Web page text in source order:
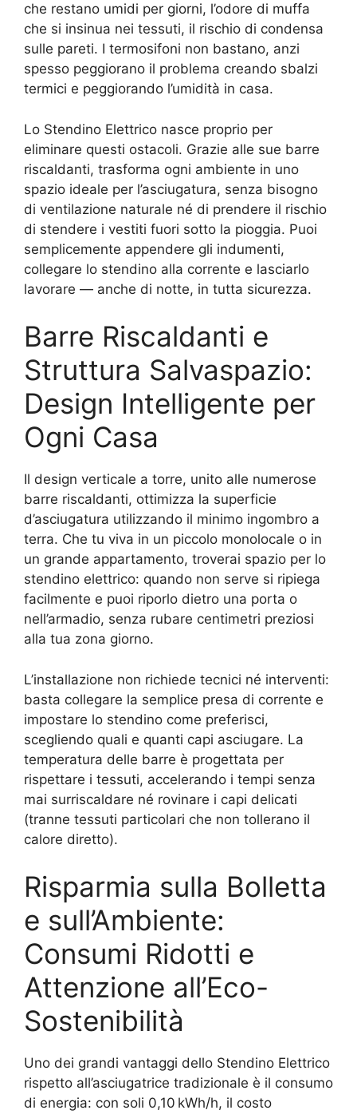
che restano umidi per giorni, l’odore di muffa
che si insinua nei tessuti, il rischio di condensa
sulle pareti. I termosifoni non bastano, anzi
spesso peggiorano il problema creando sbalzi
termici e peggiorando l’umidità in casa.
Lo Stendino Elettrico nasce proprio per
eliminare questi ostacoli. Grazie alle sue barre
riscaldanti, trasforma ogni ambiente in uno
spazio ideale per l’asciugatura, senza bisogno
di ventilazione naturale né di prendere il rischio
di stendere i vestiti fuori sotto la pioggia. Puoi
semplicemente appendere gli indumenti,
collegare lo stendino alla corrente e lasciarlo
lavorare — anche di notte, in tutta sicurezza.
Barre Riscaldanti e
Struttura Salvaspazio:
Design Intelligente per
Ogni Casa
Il design verticale a torre, unito alle numerose
barre riscaldanti, ottimizza la superficie
d’asciugatura utilizzando il minimo ingombro a
terra. Che tu viva in un piccolo monolocale o in
un grande appartamento, troverai spazio per lo
stendino elettrico: quando non serve si ripiega
facilmente e puoi riporlo dietro una porta o
nell’armadio, senza rubare centimetri preziosi
alla tua zona giorno.
L’installazione non richiede tecnici né interventi:
basta collegare la semplice presa di corrente e
impostare lo stendino come preferisci,
scegliendo quali e quanti capi asciugare. La
temperatura delle barre è progettata per
rispettare i tessuti, accelerando i tempi senza
mai surriscaldare né rovinare i capi delicati
(tranne tessuti particolari che non tollerano il
calore diretto).
Risparmia sulla Bolletta
e sull’Ambiente:
Consumi Ridotti e
Attenzione all’Eco-
Sostenibilità
Uno dei grandi vantaggi dello Stendino Elettrico
rispetto all’asciugatrice tradizionale è il consumo
di energia: con soli 0,10 kWh/h, il costo